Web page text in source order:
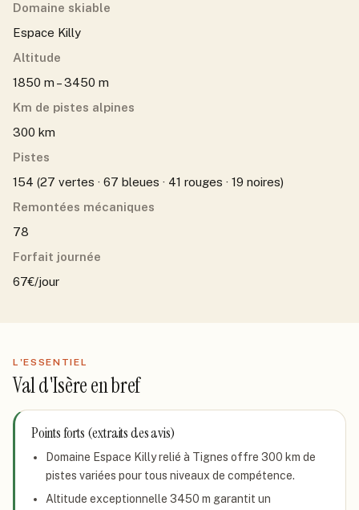
Domaine skiable
Espace Killy
Altitude
1850 m – 3450 m
Km de pistes alpines
300 km
Pistes
154 (27 vertes · 67 bleues · 41 rouges · 19 noires)
Remontées mécaniques
78
Forfait journée
67€/jour
L'ESSENTIEL
Val d'Isèreen bref
Points forts (extraits des avis)
Domaine Espace Killy relié à Tignes offre 300 km de
pistes variées pour tous niveaux de compétence.
Altitude exceptionnelle 3450 m garantit un